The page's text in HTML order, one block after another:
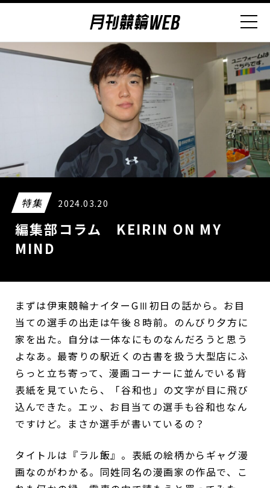
特集 2024.03.20
編集部コラム KEIRIN ON MY
MIND
まずは伊東競輪ナイターGⅢ初日の話から。お目
当ての選手の出走は午後８時前。のんびり夕方に
家を出た。自分は一体なにものなんだろうと思う
よなあ。最寄りの駅近くの古書を扱う大型店にふ
らっと立ち寄って、漫画コーナーに並んでいる背
表紙を見ていたら、「谷和也」の文字が目に飛び
込んできた。エッ、お目当ての選手も谷和也なん
ですけど。まさか選手が書いているの？
タイトルは『ラル飯』。表紙の絵柄からギャグ漫
画なのがわかる。同姓同名の漫画家の作品で、こ